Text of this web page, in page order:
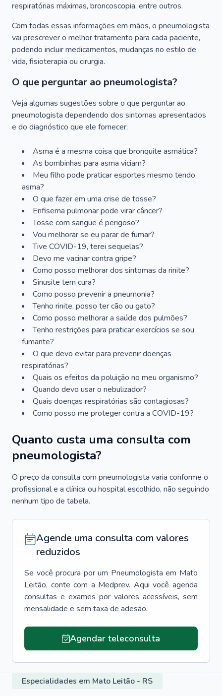
respiratórias máximas, broncoscopia, entre outros.
Com todas essas informações em mãos, o pneumologista
vai prescrever o melhor tratamento para cada paciente,
podendo incluir medicamentos, mudanças no estilo de
vida, fisioterapia ou cirurgia.
O que perguntar ao pneumologista?
Veja algumas sugestões sobre o que perguntar ao
pneumologista dependendo dos sintomas apresentados
e do diagnóstico que ele fornecer:
Asma é a mesma coisa que bronquite asmática?
As bombinhas para asma viciam?
Meu filho pode praticar esportes mesmo tendo
asma?
O que fazer em uma crise de tosse?
Enfisema pulmonar pode virar câncer?
Tosse com sangue é perigoso?
Vou melhorar se eu parar de fumar?
Tive COVID-19, terei sequelas?
Devo me vacinar contra gripe?
Como posso melhorar dos sintomas da rinite?
Sinusite tem cura?
Como posso prevenir a pneumonia?
Tenho rinite, posso ter cão ou gato?
Como posso melhorar a saúde dos pulmões?
Tenho restrições para praticar exercícios se sou
fumante?
O que devo evitar para prevenir doenças
respiratórias?
Quais os efeitos da poluição no meu organismo?
Quando devo usar o nebulizador?
Quais doenças respiratórias são contagiosas?
Como posso me proteger contra a COVID-19?
Quanto custa uma consulta com
pneumologista?
O preço da consulta com pneumologista varia conforme o
profissional e a clínica ou hospital escolhido, não seguindo
nenhum tipo de tabela.
Agende uma consulta com valores
reduzidos
Se você procura por um Pneumologista em Mato
Leitão, conte com a Medprev. Aqui você agenda
consultas e exames por valores acessíveis, sem
mensalidade e sem taxa de adesão.
Agendar teleconsulta
Especialidades em Mato Leitão - RS